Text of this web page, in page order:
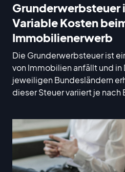
Grunderwerbsteuer
Variable Kosten
Immobilienerwerb
Die Grunderwerbsteuer ist
von Immobilien anfällt und
jeweiligen Bundesländern
dieser Steuer variiert je nach